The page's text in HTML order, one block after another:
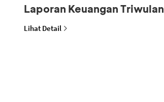
Laporan Keuangan Triwulan
Lihat Detail